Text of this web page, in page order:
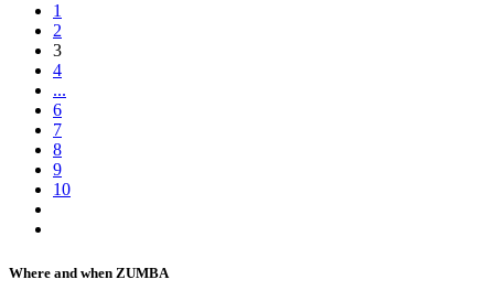
1
2
3
4
...
6
7
8
9
10
Where and when ZUMBA